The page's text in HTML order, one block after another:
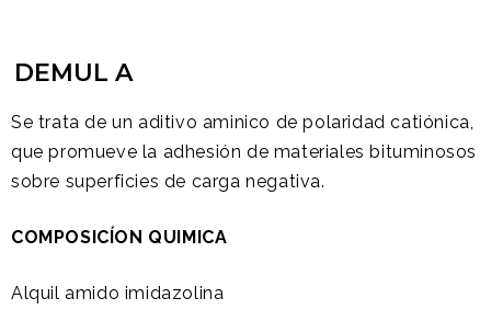
DEMUL A
Se trata de un aditivo aminico de polaridad catiónica,
que promueve la adhesión de materiales bituminosos
sobre superficies de carga negativa.
COMPOSICÍON QUIMICA
Alquil amido imidazolina